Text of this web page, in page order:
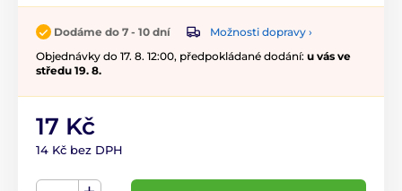
Dodáme do 7 - 10 dní
Možnosti dopravy ›
Objednávky do 17. 8. 12:00, předpokládané dodání: u vás ve
středu 19. 8.
17 Kč
14 Kč bez DPH